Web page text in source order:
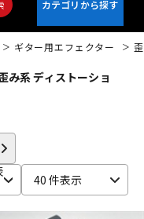
ウクレレ
ギター用エフェクター
み系 ディストーショ
40 件表示